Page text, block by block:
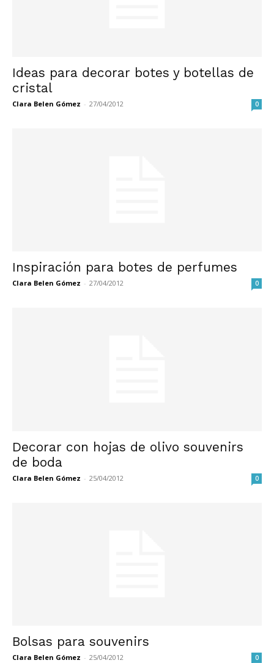
Ideas para decorar botes y botellas de
cristal
Clara Belen Gómez - 27/04/2012 0
Inspiración para botes de perfumes
Clara Belen Gómez - 27/04/2012 0
Decorar con hojas de olivo souvenirs
de boda
Clara Belen Gómez - 25/04/2012 0
Bolsas para souvenirs
Clara Belen Gómez - 25/04/2012 0